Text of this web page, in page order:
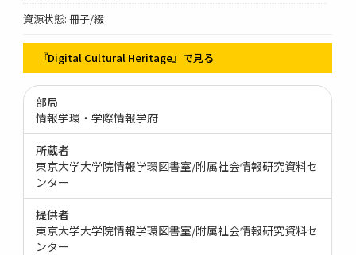
資源状態: 冊子/綴
『Digital Cultural Heritage』で見る
部局
情報学環・学際情報学府
所蔵者
東京大学大学院情報学環図書室/附属社会情報研究資料セ
ンター
提供者
東京大学大学院情報学環図書室/附属社会情報研究資料セ
ンター